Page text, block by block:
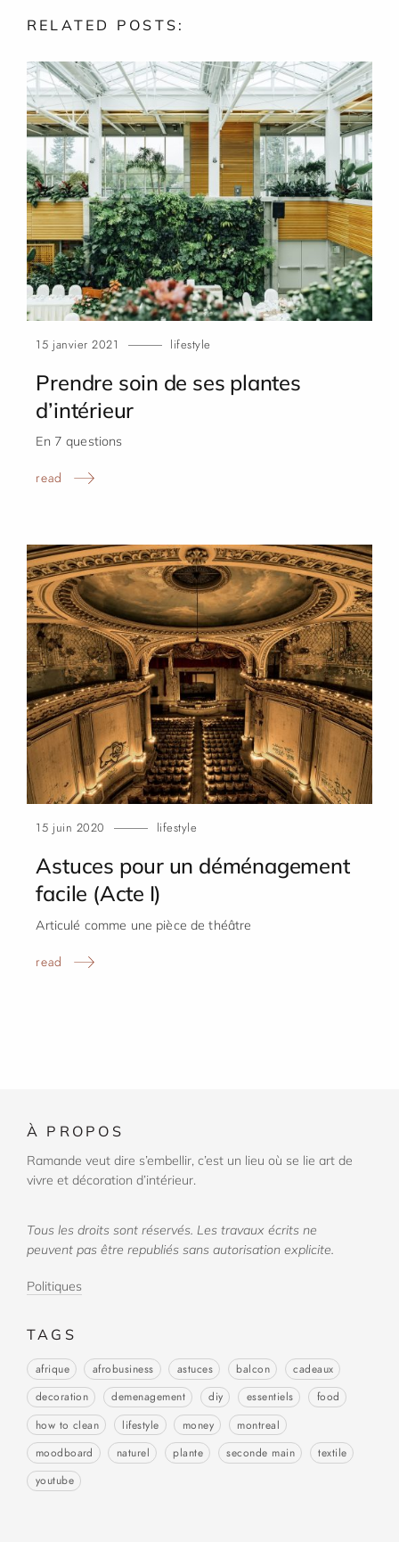
RELATED POSTS:
15 janvier 2021 lifestyle
Prendre soin de ses plantes
d’intérieur
En 7 questions
read
15 juin 2020 lifestyle
Astuces pour un déménagement
facile (Acte I)
Articulé comme une pièce de théâtre
read
À PROPOS
Ramande veut dire s’embellir, c’est un lieu où se lie art de
vivre et décoration d’intérieur.
Tous les droits sont réservés. Les travaux écrits ne
peuvent pas être republiés sans autorisation explicite.
Politiques
TAGS
afrique afrobusiness astuces balcon
cadeaux
decoration
demenagement diy essentiels
food
how to clean
lifestyle money
montreal
moodboard
naturel plante seconde main
textile
youtube